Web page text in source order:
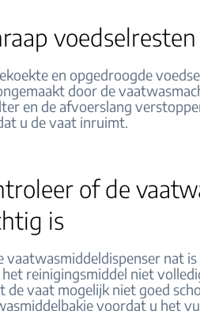
en opgedroogde
door de
en de afvoerslang
u de vaat inruimt.
of de
is
vaatwasmiddeldispenser nat
reinigingsmiddel niet
de vaat mogelijk niet goed
voordat u het